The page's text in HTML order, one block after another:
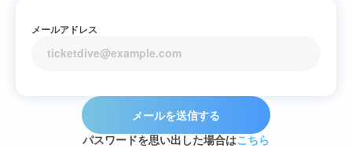
メールアドレス
メールを送信する
パスワードを思い出した場合はこちら